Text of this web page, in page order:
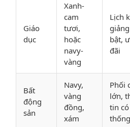
Giáo
dục
Xanh-
cam
tươi,
hoặc
navy-
vàng
Lịch
bật,
đãi
Bất
động
sản
Navy,
vàng
đồng,
xám
Phối
lớn,
tin
thống